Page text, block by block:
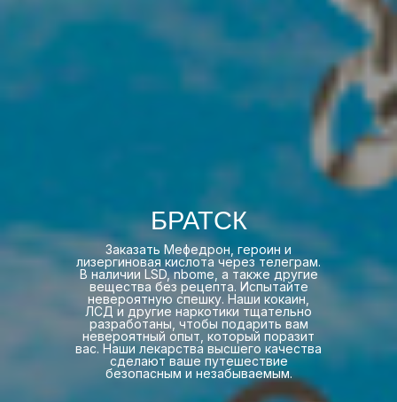
БРАТСК
Заказать Мефедрон, героин и
лизергиновая кислота через телеграм.
В наличии LSD, nbome, а также другие
вещества без рецепта. Испытайте
невероятную спешку. Наши кокаин,
ЛСД и другие наркотики тщательно
разработаны, чтобы подарить вам
невероятный опыт, который поразит
вас. Наши лекарства высшего качества
сделают ваше путешествие
безопасным и незабываемым.